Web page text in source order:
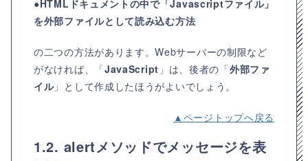
●HTMLドキュメントの中で「Javascriptファイル」
を外部ファイルとして読み込む方法
の二つの方法があります。Webサーバーの制限など
がなければ、「JavaScript 」は、後者の「外部ファ
イル」として作成したほうがよいでしょう。
▲ページトップへ戻る
1.2. alertメソッドでメッセージを表